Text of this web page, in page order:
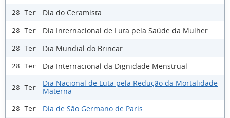
28 Ter Dia do Ceramista
28 Ter Dia Internacional de Luta pela Saúde da Mulher
28 Ter Dia Mundial do Brincar
28 Ter Dia Internacional da Dignidade Menstrual
28 Ter
Dia Nacional de Luta pela Redução da Mortalidade
Materna
28 Ter Dia de São Germano de Paris